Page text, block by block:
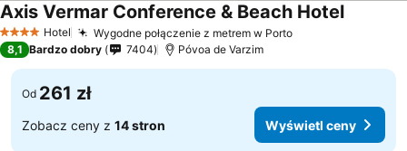
4 KategoriaHotel Wygodne połączenie z metrem w PortoWyświetl ceny
Axis Vermar Conference & Beach Hotel
8,1 Bardzo dobry 7404 Póvoa de Varzim
Od 261 zł
Zobacz ceny z 14 stron Wyświetl ceny